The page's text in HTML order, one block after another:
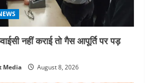
नहीं कराई तो गैस आपूर्ति पर पड़
Media August 8, 2026